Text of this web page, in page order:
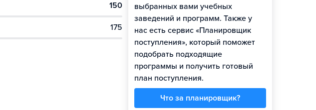
150
175
выбранных вами учебных
заведений и программ. Также у
нас есть сервис «Планировщик
поступления», который поможет
подобрать подходящие
программы и получить готовый
план поступления.
Что за планировщик?